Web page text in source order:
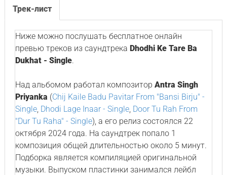
Трек-лист
Ниже можно послушать бесплатное онлайн
превью треков из саундтрека Dhodhi Ke Tare Ba
Dukhat - Single.
Над альбомом работал композитор Antra Singh
Priyanka (Chij Kaile Badu Pavitar From "Bansi Birju" -
Single, Dhodi Lage Inaar - Single, Door Tu Rah From
"Dur Tu Raha" - Single), а его релиз состоялся 22
октября 2024 года. На саундтрек попало 1
композиция общей длительностью около 5 минут.
Подборка является компиляцией оригинальной
музыки. Выпуском пластинки занимался лейбл